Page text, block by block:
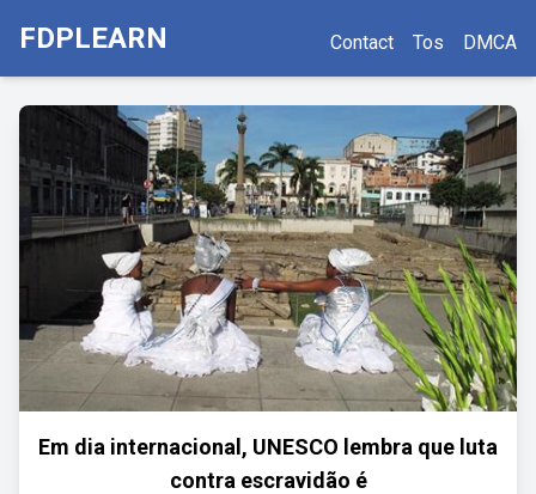
FDPLEARN Contact Tos DMCA
Em dia internacional, UNESCO lembra que luta
contra escravidão é